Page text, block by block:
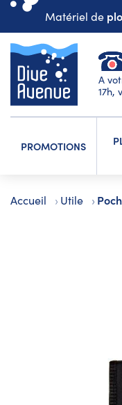
Matériel de
A
17h,
PROMOTIONS
Accueil Utile